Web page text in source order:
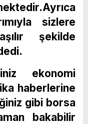
sizlere
şekilde
ekonomi
haberlerine
gibi borsa
bakabilir